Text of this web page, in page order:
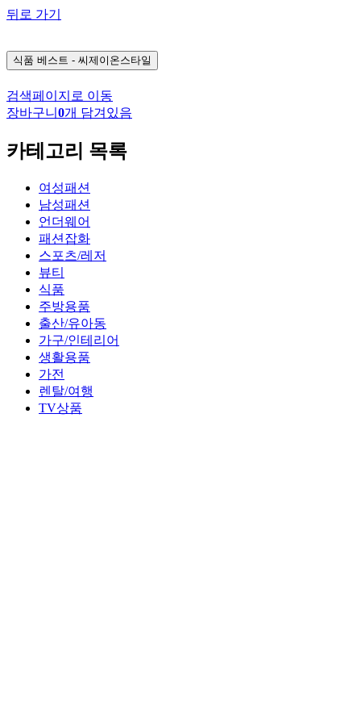
뒤로 가기
식품 베스트 - 씨제이온스타일
검색페이지로 이동
장바구니 0개 담겨있음
카테고리 목록
여성패션
남성패션
언더웨어
패션잡화
스포츠/레저
뷰티
식품
주방용품
출산/유아동
가구/인테리어
생활용품
가전
렌탈/여행
TV상품